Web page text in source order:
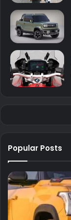
Popular Posts